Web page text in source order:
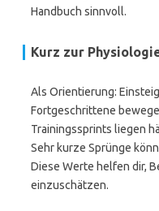
Handbuch sinnvoll.
Kurz zur
Als Orientierung:
Fortgeschrittene
Trainingssprints liegen
Sehr kurze Sprünge
Diese Werte helfen dir,
einzuschätzen.